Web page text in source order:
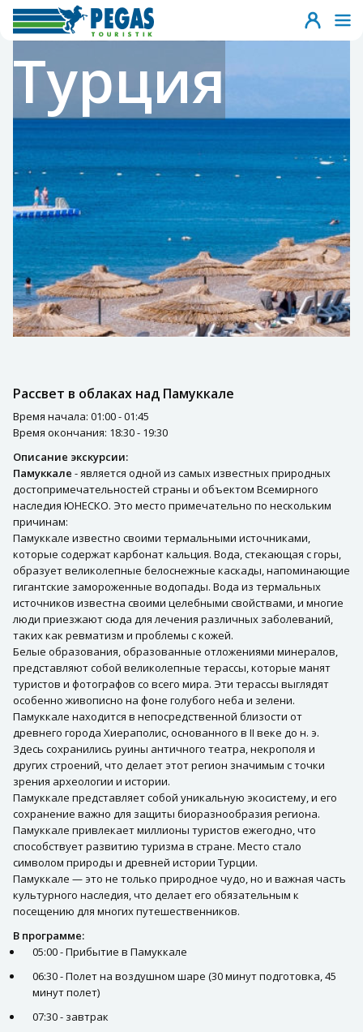
Турция
Рассвет в облаках над Памуккале
Время начала: 01:00 - 01:45
Время окончания: 18:30 - 19:30
Описание экскурсии:
Памуккале - является одной из самых известных природных
достопримечательностей страны и объектом Всемирного
наследия ЮНЕСКО. Это место примечательно по нескольким
причинам:
Памуккале известно своими термальными источниками,
которые содержат карбонат кальция. Вода, стекающая с горы,
образует великолепные белоснежные каскады, напоминающие
гигантские замороженные водопады. Вода из термальных
источников известна своими целебными свойствами, и многие
люди приезжают сюда для лечения различных заболеваний,
таких как ревматизм и проблемы с кожей.
Белые образования, образованные отложениями минералов,
представляют собой великолепные терассы, которые манят
туристов и фотографов со всего мира. Эти терассы выглядят
особенно живописно на фоне голубого неба и зелени.
Памуккале находится в непосредственной близости от
древнего города Хиераполис, основанного в II веке до н. э.
Здесь сохранились руины античного театра, некрополя и
других строений, что делает этот регион значимым с точки
зрения археологии и истории.
Памуккале представляет собой уникальную экосистему, и его
сохранение важно для защиты биоразнообразия региона.
Памуккале привлекает миллионы туристов ежегодно, что
способствует развитию туризма в стране. Место стало
символом природы и древней истории Турции.
Памуккале — это не только природное чудо, но и важная часть
культурного наследия, что делает его обязательным к
посещению для многих путешественников.
В программе:
05:00 - Прибытие в Памуккале
06:30 - Полет на воздушном шаре (30 минут подготовка, 45
минут полет)
07:30 - завтрак